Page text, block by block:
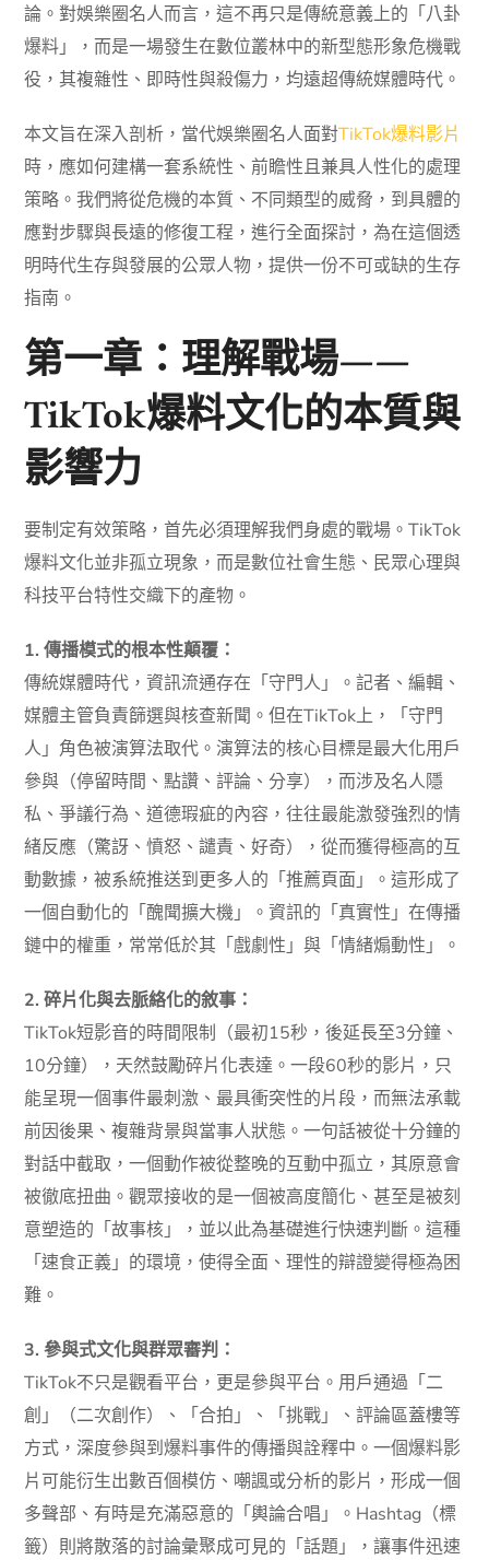
論。對娛樂圈名人而言，這不再只是傳統意義上的「八卦
爆料」，而是一場發生在數位叢林中的新型態形象危機戰
役，其複雜性、即時性與殺傷力，均遠超傳統媒體時代。
本文旨在深入剖析，當代娛樂圈名人面對TikTok爆料影片
時，應如何建構一套系統性、前瞻性且兼具人性化的處理
策略。我們將從危機的本質、不同類型的威脅，到具體的
應對步驟與長遠的修復工程，進行全面探討，為在這個透
明時代生存與發展的公眾人物，提供一份不可或缺的生存
指南。
第一章：理解戰場——
TikTok爆料文化的本質與
影響力
要制定有效策略，首先必須理解我們身處的戰場。TikTok
爆料文化並非孤立現象，而是數位社會生態、民眾心理與
科技平台特性交織下的產物。
1. 傳播模式的根本性顛覆：
傳統媒體時代，資訊流通存在「守門人」。記者、編輯、
媒體主管負責篩選與核查新聞。但在TikTok上，「守門
人」角色被演算法取代。演算法的核心目標是最大化用戶
參與（停留時間、點讚、評論、分享），而涉及名人隱
私、爭議行為、道德瑕疵的內容，往往最能激發強烈的情
緒反應（驚訝、憤怒、譴責、好奇），從而獲得極高的互
動數據，被系統推送到更多人的「推薦頁面」。這形成了
一個自動化的「醜聞擴大機」。資訊的「真實性」在傳播
鏈中的權重，常常低於其「戲劇性」與「情緒煽動性」。
2. 碎片化與去脈絡化的敘事：
TikTok短影音的時間限制（最初15秒，後延長至3分鐘、
10分鐘），天然鼓勵碎片化表達。一段60秒的影片，只
能呈現一個事件最刺激、最具衝突性的片段，而無法承載
前因後果、複雜背景與當事人狀態。一句話被從十分鐘的
對話中截取，一個動作被從整晚的互動中孤立，其原意會
被徹底扭曲。觀眾接收的是一個被高度簡化、甚至是被刻
意塑造的「故事核」，並以此為基礎進行快速判斷。這種
「速食正義」的環境，使得全面、理性的辯證變得極為困
難。
3. 參與式文化與群眾審判：
TikTok不只是觀看平台，更是參與平台。用戶通過「二
創」（二次創作）、「合拍」、「挑戰」、評論區蓋樓等
方式，深度參與到爆料事件的傳播與詮釋中。一個爆料影
片可能衍生出數百個模仿、嘲諷或分析的影片，形成一個
多聲部、有時是充滿惡意的「輿論合唱」。Hashtag（標
籤）則將散落的討論彙聚成可見的「話題」，讓事件迅速